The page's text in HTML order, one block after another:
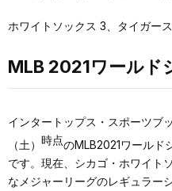
ホワイトソックス 3、タイガー
MLB 2021ワールド
インタートップス・スポーツブ
（土） 時点のMLB2021ワールド
です。現在、シカゴ・ホワイト
なメジャーリーグのレギュラー